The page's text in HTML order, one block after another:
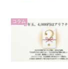
コラム